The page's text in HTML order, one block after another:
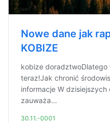
Nowe dane jak
KOBIZE
kobize doradztwoDlatego
teraz!Jak chronić
informacje W
zauważa...
30.11.-0001